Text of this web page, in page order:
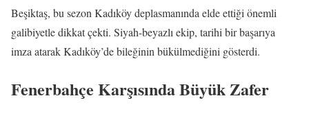
Beşiktaş, bu sezon Kadıköy deplasmanında elde ettiği önemli
galibiyetle dikkat çekti. Siyah-beyazlı ekip, tarihi bir başarıya
imza atarak Kadıköy’de bileğinin bükülmediğini gösterdi.
Fenerbahçe Karşısında Büyük Zafer